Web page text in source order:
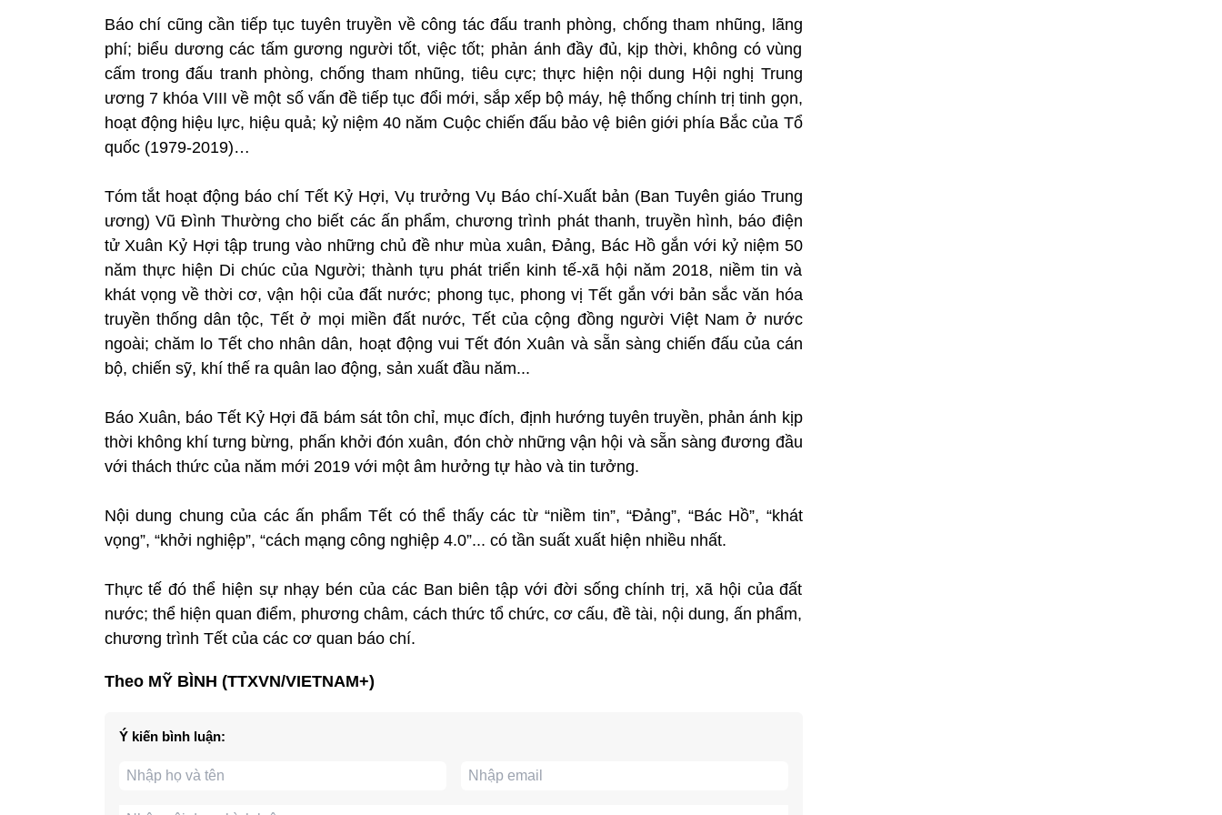
Báo chí cũng cần tiếp tục tuyên truyền về công tác đấu tranh phòng, chống tham nhũng, lãng
phí; biểu dương các tấm gương người tốt, việc tốt; phản ánh đầy đủ, kịp thời, không có vùng
cấm trong đấu tranh phòng, chống tham nhũng, tiêu cực; thực hiện nội dung Hội nghị Trung
ương 7 khóa VIII về một số vấn đề tiếp tục đổi mới, sắp xếp bộ máy, hệ thống chính trị tinh gọn,
hoạt động hiệu lực, hiệu quả; kỷ niệm 40 năm Cuộc chiến đấu bảo vệ biên giới phía Bắc của Tổ
quốc (1979-2019)…
Tóm tắt hoạt động báo chí Tết Kỷ Hợi, Vụ trưởng Vụ Báo chí-Xuất bản (Ban Tuyên giáo Trung
ương) Vũ Đình Thường cho biết các ấn phẩm, chương trình phát thanh, truyền hình, báo điện
tử Xuân Kỷ Hợi tập trung vào những chủ đề như mùa xuân, Đảng, Bác Hồ gắn với kỷ niệm 50
năm thực hiện Di chúc của Người; thành tựu phát triển kinh tế-xã hội năm 2018, niềm tin và
khát vọng về thời cơ, vận hội của đất nước; phong tục, phong vị Tết gắn với bản sắc văn hóa
truyền thống dân tộc, Tết ở mọi miền đất nước, Tết của cộng đồng người Việt Nam ở nước
ngoài; chăm lo Tết cho nhân dân, hoạt động vui Tết đón Xuân và sẵn sàng chiến đấu của cán
bộ, chiến sỹ, khí thế ra quân lao động, sản xuất đầu năm...
Báo Xuân, báo Tết Kỷ Hợi đã bám sát tôn chỉ, mục đích, định hướng tuyên truyền, phản ánh kịp
thời không khí tưng bừng, phấn khởi đón xuân, đón chờ những vận hội và sẵn sàng đương đầu
với thách thức của năm mới 2019 với một âm hưởng tự hào và tin tưởng.
Nội dung chung của các ấn phẩm Tết có thể thấy các từ “niềm tin”, “Đảng”, “Bác Hồ”, “khát
vọng”, “khởi nghiệp”, “cách mạng công nghiệp 4.0”... có tần suất xuất hiện nhiều nhất.
Thực tế đó thể hiện sự nhạy bén của các Ban biên tập với đời sống chính trị, xã hội của đất
nước; thể hiện quan điểm, phương châm, cách thức tổ chức, cơ cấu, đề tài, nội dung, ấn phẩm,
chương trình Tết của các cơ quan báo chí.
Theo MỸ BÌNH (TTXVN/VIETNAM+)
Ý kiến bình luận: